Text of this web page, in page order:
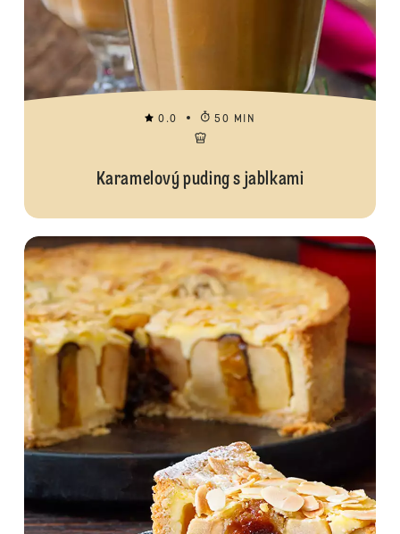
0.0 50 MIN
Karamelový puding s jablkami